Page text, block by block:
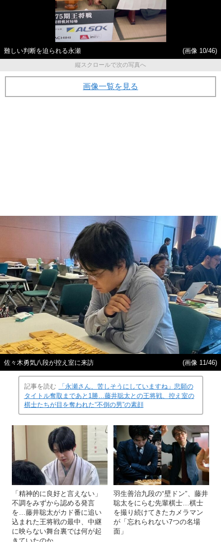
難しい判断を迫られる永瀬
(画像 10/46)
縦スクロールで次の写真へ
画像一覧を見る
佐々木勇気八段が控え室に来訪 (画像 11/46)
記事を読む
「永瀬さん、苦しそうにしていますね」悲願の
タイトル奪取まであと1勝…藤井聡太との王将戦、控え室の
棋士たちが目を奪われた“不倒の男”の素顔
「精神的に良好と言えない」
不調をみずから認める発言
を…藤井聡太がカド番に追い
込まれた王将戦の最中、中継
に映らない舞台裏では何が起
羽生善治九段の“壁ドン”、藤井
聡太をにらむ先輩棋士…棋士
を撮り続けてきたカメラマン
が「忘れられない7つの名場
面」